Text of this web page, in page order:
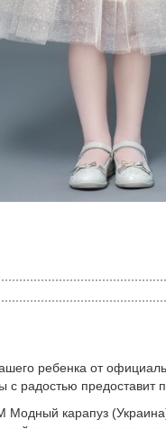
ребенка от
радостью
карапуз